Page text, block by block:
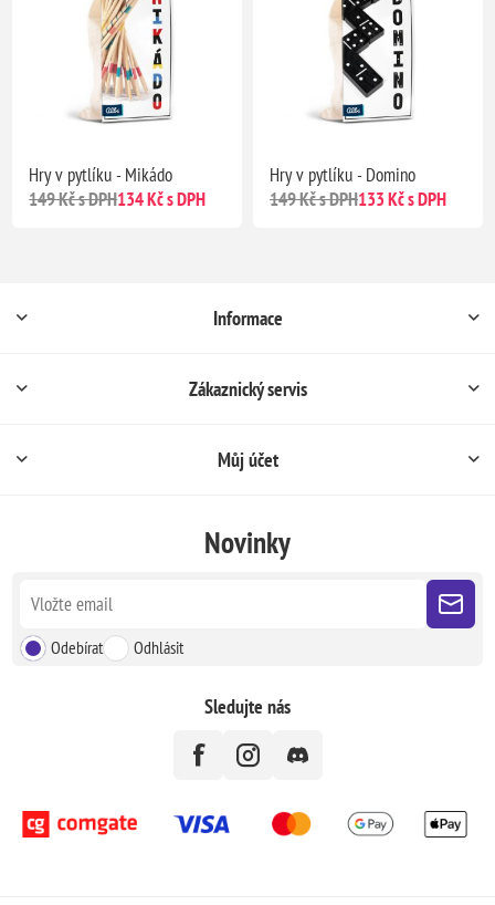
Hry v pytlíku - Mikádo
149 Kč s DPH134 Kč s DPH
Hry v pytlíku - Domino
149 Kč s DPH133 Kč s DPH
Informace
Zákaznický servis
Můj účet
Novinky
Odebírat Odhlásit
Sledujte nás